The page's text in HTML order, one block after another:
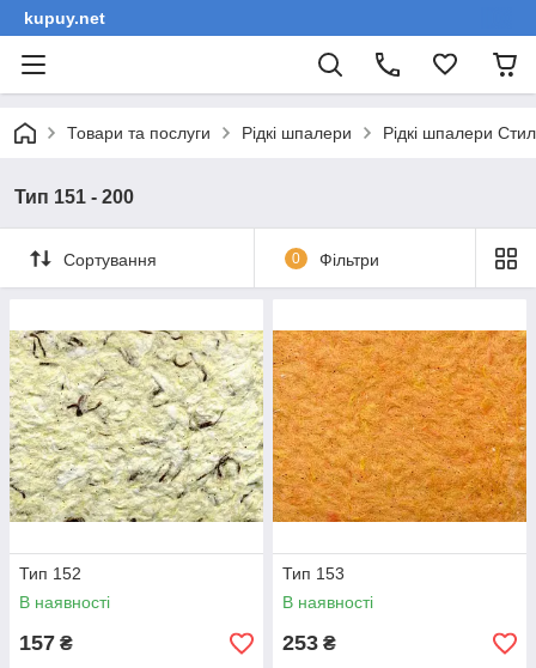
kupuy.net
Товари та послуги Рідкі шпалери Рідкі шпалери
Тип 151 - 200
Сортування 0 Фільтри
Тип 152
В наявності
157 ₴
Тип 153
В наявності
253 ₴